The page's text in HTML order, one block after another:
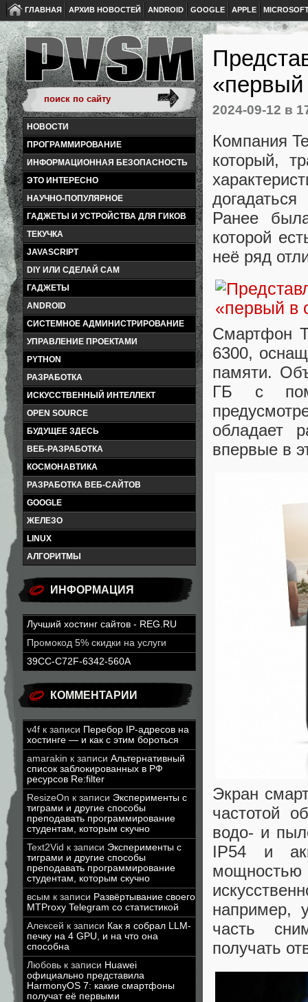
ГЛАВНАЯ АРХИВ НОВОСТЕЙ ANDROID GOOGLE APPLE
НОВОСТИ
ПРОГРАММИРОВАНИЕ
ИНФОРМАЦИОННАЯ БЕЗОПАСНОСТЬ
ЭТО ИНТЕРЕСНО
НАУЧНО-ПОПУЛЯРНОЕ
ГАДЖЕТЫ И УСТРОЙСТВА ДЛЯ ГИКОВ
ТЕКУЧКА
JAVASCRIPT
DIY ИЛИ СДЕЛАЙ САМ
ГАДЖЕТЫ
ANDROID
СИСТЕМНОЕ АДМИНИСТРИРОВАНИЕ
УПРАВЛЕНИЕ ПРОЕКТАМИ
PYTHON
РАЗРАБОТКА
ИСКУССТВЕННЫЙ ИНТЕЛЛЕКТ
OPEN SOURCE
БУДУЩЕЕ ЗДЕСЬ
ВЕБ-РАЗРАБОТКА
КОСМОНАВТИКА
РАЗРАБОТКА ВЕБ-САЙТОВ
GOOGLE
ЖЕЛЕЗО
LINUX
АЛГОРИТМЫ
ИНФОРМАЦИЯ
Лучший хостинг сайтов - REG.RU
Промокод 5% скидки на услуги
39CC-C72F-6342-560A
КОММЕНТАРИИ
v4f к записи Перебор IP-адресов на
хостинге — и как с этим бороться
amarakin к записи Альтернативный
список заблокированных в РФ
ресурсов Re:filter
ResizeOn к записи Эксперименты с
тиграми и другие способы
преподавать программирование
студентам, которым скучно
Text2Vid к записи Эксперименты с
тиграми и другие способы
преподавать программирование
студентам, которым скучно
всым к записи Развёртывание своего
MTProxy Telegram со статистикой
Алексей к записи Как я собрал LLM-
печку на 4 GPU, и на что она
способна
Любовь к записи Huawei
официально представила
HarmonyOS 7: какие смартфоны
получат её первыми
2024-09-12 в
Компания
который,
Ранее
которой
неё ряд
Смартфон
6300,
памяти.
ГБ с
обладает
впервые в
Экран
частотой
водо- и
IP54 и
мощностью
например,
часть
получать